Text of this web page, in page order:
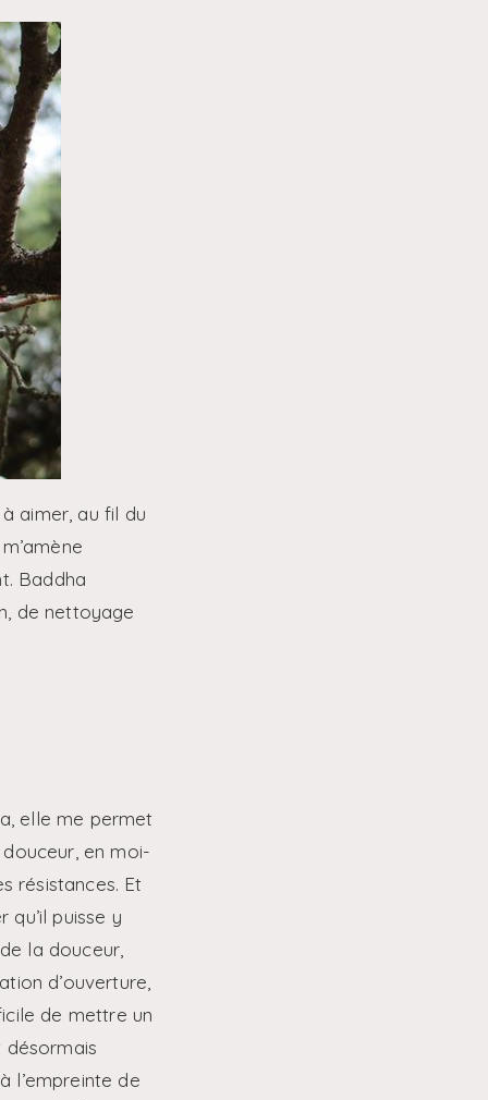
aimer, au fil du
Baddha
de nettoyage
elle me permet
en moi-
résistances. Et
qu’il puisse y
la douceur,
d’ouverture,
de mettre un
désormais
l’empreinte de